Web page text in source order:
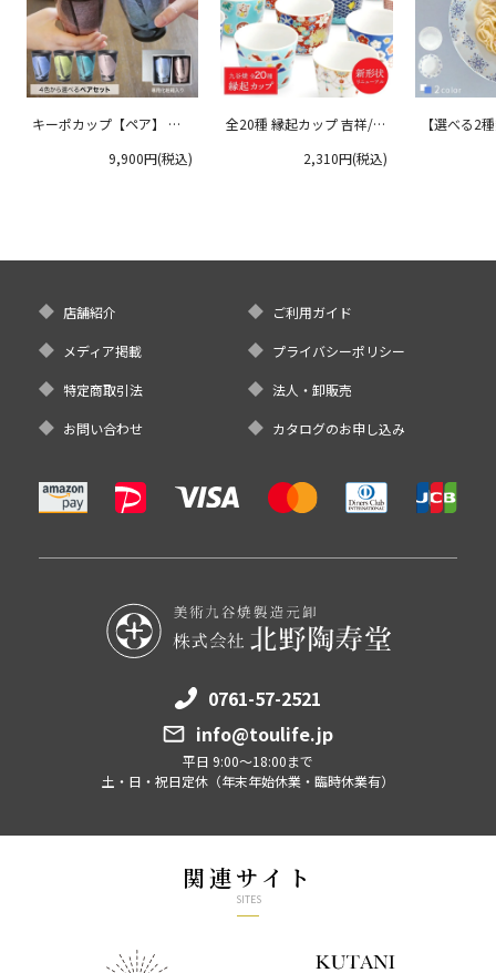
キーポカップ【ペア】 ラ
9,900円(税込)
全20種 縁起カップ 吉祥/青
2,310円(税込)
【選べる2
店舗紹介 ご利用ガイド
メディア掲載 プライバシーポリシー
特定商取引法 法人・卸販売
お問い合わせ カタログのお申し込み
0761-57-2521
info@toulife.jp
平日 9:00～18:00まで
土・日・祝日定休（年末年始休業・臨時休業有）
関連サイト
SITES